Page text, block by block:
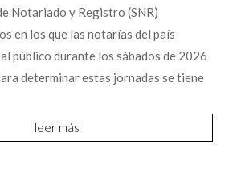
Notariado y Registro (SNR)
en los que las notarías del país
público durante los sábados de 2026
determinar estas jornadas se tiene
leer más